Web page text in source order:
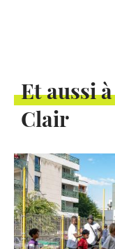
Et aussi
Clair